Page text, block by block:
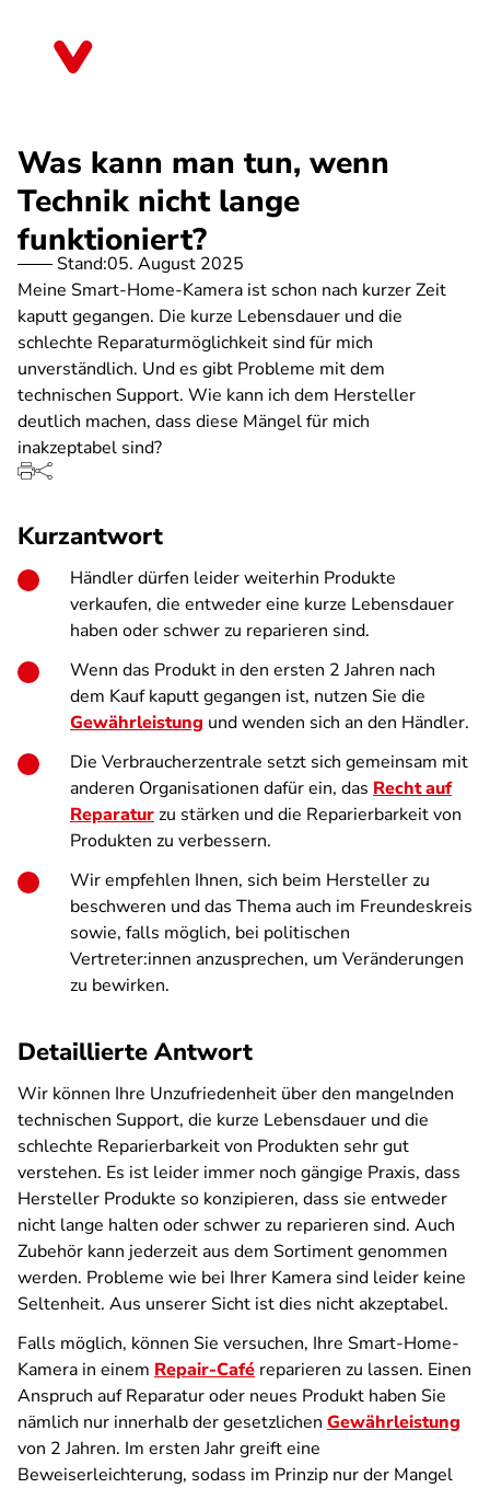
Was kann man tun, wenn
Technik nicht lange
funktioniert?
Stand:05. August 2025
Meine Smart-Home-Kamera ist schon nach kurzer Zeit
kaputt gegangen. Die kurze Lebensdauer und die
schlechte Reparaturmöglichkeit sind für mich
unverständlich. Und es gibt Probleme mit dem
technischen Support. Wie kann ich dem Hersteller
deutlich machen, dass diese Mängel für mich
inakzeptabel sind?
Kurzantwort
Händler dürfen leider weiterhin Produkte
verkaufen, die entweder eine kurze Lebensdauer
haben oder schwer zu reparieren sind.
Wenn das Produkt in den ersten 2 Jahren nach
dem Kauf kaputt gegangen ist, nutzen Sie die
Gewährleistung und wenden sich an den Händler.
Die Verbraucherzentrale setzt sich gemeinsam mit
anderen Organisationen dafür ein, das Recht auf
Reparaturzu stärken und die Reparierbarkeit von
Produkten zu verbessern.
Wir empfehlen Ihnen, sich beim Hersteller zu
beschweren und das Thema auch im Freundeskreis
sowie, falls möglich, bei politischen
Vertreter:innen anzusprechen, um Veränderungen
zu bewirken.
Detaillierte Antwort
Wir können Ihre Unzufriedenheit über den mangelnden
technischen Support, die kurze Lebensdauer und die
schlechte Reparierbarkeit von Produkten sehr gut
verstehen. Es ist leider immer noch gängige Praxis, dass
Hersteller Produkte so konzipieren, dass sie entweder
nicht lange halten oder schwer zu reparieren sind. Auch
Zubehör kann jederzeit aus dem Sortiment genommen
werden. Probleme wie bei Ihrer Kamera sind leider keine
Seltenheit. Aus unserer Sicht ist dies nicht akzeptabel.
Falls möglich, können Sie versuchen, Ihre Smart-Home-
Kamera in einem Repair-Café reparieren zu lassen. Einen
Anspruch auf Reparatur oder neues Produkt haben Sie
nämlich nur innerhalb der gesetzlichen Gewährleistung
von 2 Jahren. Im ersten Jahr greift eine
Beweiserleichterung, sodass im Prinzip nur der Mangel